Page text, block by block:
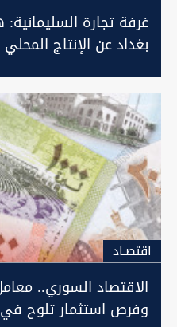
غرفة تجارة
بغداد عن الإنتاج
اقتصـاد
الاقتصاد السوري..
وفرص استثمار تلوح